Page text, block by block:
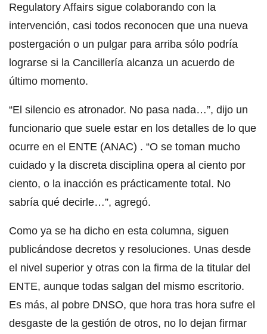
Regulatory Affairs sigue colaborando con la
intervención, casi todos reconocen que una nueva
postergación o un pulgar para arriba sólo podría
lograrse si la Cancillería alcanza un acuerdo de
último momento.
“El silencio es atronador. No pasa nada…”, dijo un
funcionario que suele estar en los detalles de lo que
ocurre en el ENTE (ANAC) . “O se toman mucho
cuidado y la discreta disciplina opera al ciento por
ciento, o la inacción es prácticamente total. No
sabría qué decirle…”, agregó.
Como ya se ha dicho en esta columna, siguen
publicándose decretos y resoluciones. Unas desde
el nivel superior y otras con la firma de la titular del
ENTE, aunque todas salgan del mismo escritorio.
Es más, al pobre DNSO, que hora tras hora sufre el
desgaste de la gestión de otros, no lo dejan firmar